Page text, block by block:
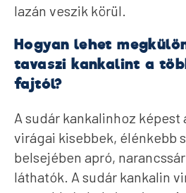
lazán veszik körül.
Hogyan lehet
tavaszi kankalint a
fajtól?
A sudár kankalinhoz képest
virágai kisebbek, élénkebb
belsejében apró,
láthatók. A sudár kankalin